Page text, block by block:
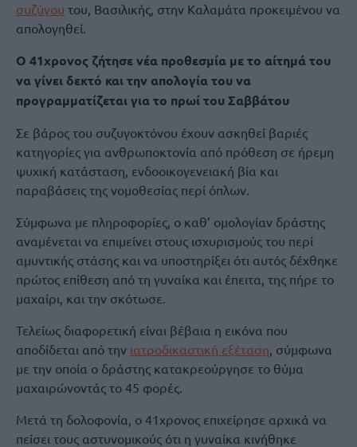
συζύγου του, Βασιλικής, στην Καλαμάτα προκειμένου να
απολογηθεί.
Ο 41χρονος ζήτησε νέα προθεσμία με το αίτημά του
να γίνει δεκτό και την απολογία του να
προγραμματίζεται για το πρωί του Σαββάτου
Σε βάρος του συζυγοκτόνου έχουν ασκηθεί βαριές
κατηγορίες για ανθρωποκτονία από πρόθεση σε ήρεμη
ψυχική κατάσταση, ενδοοικογενειακή βία και
παραβάσεις της νομοθεσίας περί όπλων.
Σύμφωνα με πληροφορίες, ο καθ’ ομολογίαν δράστης
αναμένεται να επιμείνει στους ισχυρισμούς του περί
αμυντικής στάσης και να υποστηρίξει ότι αυτός δέχθηκε
πρώτος επίθεση από τη γυναίκα και έπειτα, της πήρε το
μαχαίρι, και την σκότωσε.
Τελείως διαφορετική είναι βέβαια η εικόνα που
αποδίδεται από την ιατροδικαστική εξέταση, σύμφωνα
με την οποία ο δράστης κατακρεούργησε το θύμα
μαχαιρώνοντάς το 45 φορές.
Μετά τη δολοφονία, ο 41χρονος επιχείρησε αρχικά να
πείσει τους αστυνομικούς ότι η γυναίκα κινήθηκε